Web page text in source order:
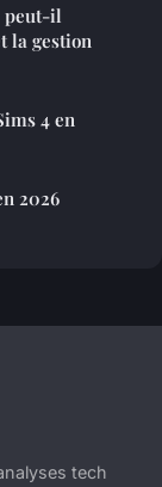
peut-il
la gestion
4 en
2026
tech